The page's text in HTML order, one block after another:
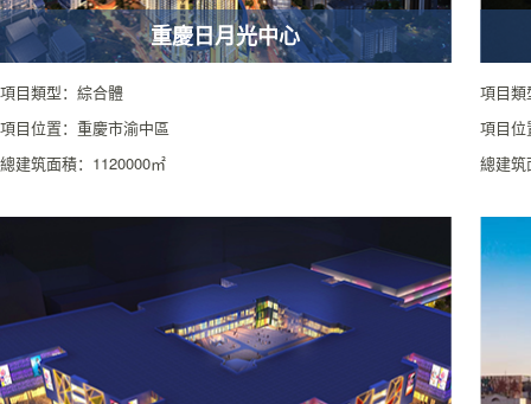
重慶日月光中心
項目類型：綜合體
項目位置：重慶市渝中區
總建筑面積：1120000㎡
項目類
項目位
總建筑